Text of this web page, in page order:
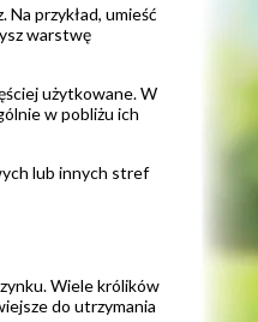
przykład, umieść
warstwę
użytkowane. W
w pobliżu ich
lub innych stref
Wiele królików
do utrzymania